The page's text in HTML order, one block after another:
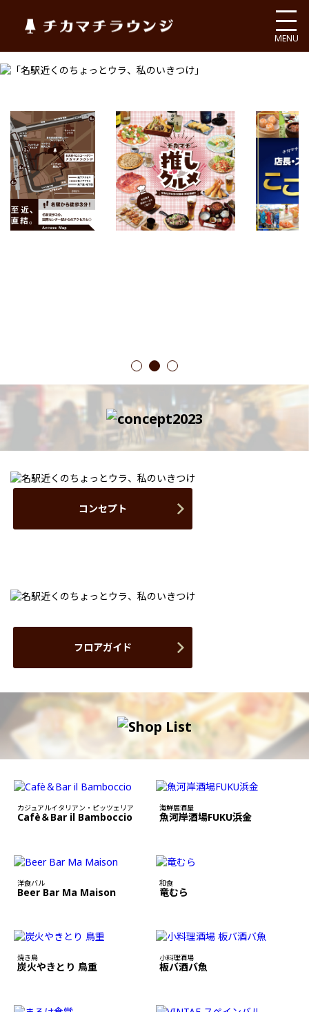
チカマチラウンジ
MENU
1 2 3
コンセプト
フロアガイド
カジュアルイタリアン・ピッツェリア
Cafè＆Bar il Bamboccio
海鮮居酒屋
魚河岸酒場FUKU浜金
洋食バル
Beer Bar Ma Maison
和食
竜むら
焼き鳥
炭火やきとり 鳥重
小料理酒場
板バ酒バ魚